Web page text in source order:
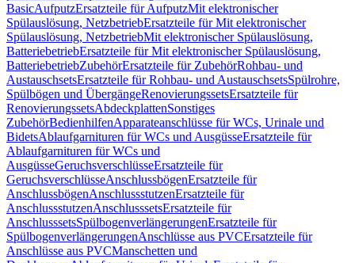
BasicAufputzErsatzteile für AufputzMit elektronischer
Spülauslösung, NetzbetriebErsatzteile für Mit elektronischer
Spülauslösung, NetzbetriebMit elektronischer Spülauslösung,
BatteriebetriebErsatzteile für Mit elektronischer Spülauslösung,
BatteriebetriebZubehörErsatzteile für ZubehörRohbau- und
AustauschsetsErsatzteile für Rohbau- und AustauschsetsSpülrohre,
Spülbögen und ÜbergängeRenovierungssetsErsatzteile für
RenovierungssetsAbdeckplattenSonstiges
ZubehörBedienhilfenApparateanschlüsse für WCs, Urinale und
BidetsAblaufgarnituren für WCs und AusgüsseErsatzteile für
Ablaufgarnituren für WCs und
AusgüsseGeruchsverschlüsseErsatzteile für
GeruchsverschlüsseAnschlussbögenErsatzteile für
AnschlussbögenAnschlussstutzenErsatzteile für
AnschlussstutzenAnschlusssetsErsatzteile für
AnschlusssetsSpülbogenverlängerungenErsatzteile für
SpülbogenverlängerungenAnschlüsse aus PVCErsatzteile für
Anschlüsse aus PVCManschetten und